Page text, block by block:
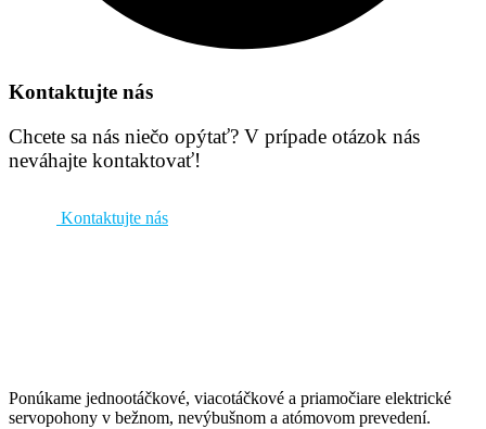
Kontaktujte nás
Chcete sa nás niečo opýtať? V prípade otázok nás
neváhajte kontaktovať!
Kontaktujte nás
Ponúkame jednootáčkové, viacotáčkové a priamočiare elektrické
servopohony v bežnom, nevýbušnom a atómovom prevedení.